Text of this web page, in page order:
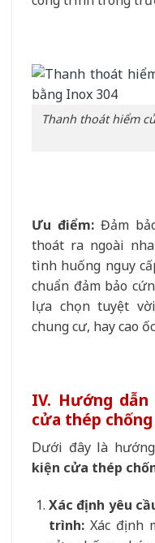
Thanh thoát hiểm
Ưu điểm:Đảm
thoát ra ngoài
tình huống nguy
chuẩn đảm bảo
lựa chọn tuyệt
chung cư, hay cao
IV. Hướng dẫn
cửa thép
Dưới đây là
kiện cửa thép
Xác định yêu
trình:Xác định